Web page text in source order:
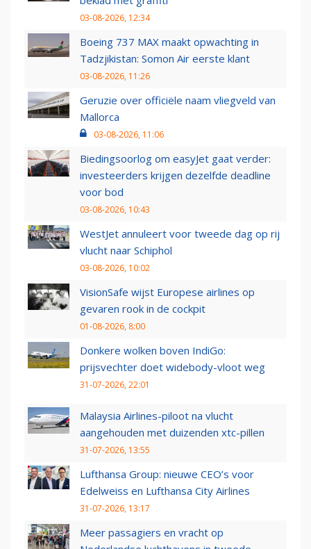
03-08-2026, 12:34
Boeing 737 MAX maakt opwachting in
Tadzjikistan: Somon Air eerste klant
03-08-2026, 11:26
Geruzie over officiële naam vliegveld van
Mallorca
03-08-2026, 11:06
Biedingsoorlog om easyJet gaat verder:
investeerders krijgen dezelfde deadline
voor bod
03-08-2026, 10:43
WestJet annuleert voor tweede dag op rij
vlucht naar Schiphol
03-08-2026, 10:02
VisionSafe wijst Europese airlines op
gevaren rook in de cockpit
01-08-2026, 8:00
Donkere wolken boven IndiGo:
prijsvechter doet widebody-vloot weg
31-07-2026, 22:01
Malaysia Airlines-piloot na vlucht
aangehouden met duizenden xtc-pillen
31-07-2026, 13:55
Lufthansa Group: nieuwe CEO’s voor
Edelweiss en Lufthansa City Airlines
31-07-2026, 13:17
Meer passagiers en vracht op